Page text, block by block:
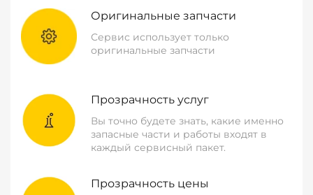
Оригинальные запчасти
Сервис использует только
оригинальные запчасти
Прозрачность услуг
Вы точно будете знать, какие именно
запасные части и работы входят в
каждый сервисный пакет.
Прозрачность цены